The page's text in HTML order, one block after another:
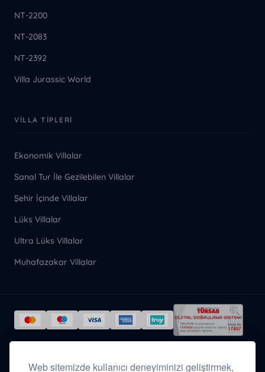
Web sitemizde kullanıcı deneyiminizi geliştirmek,
NT-2200
NT-2083
NT-2392
Villa Jurassic World
VILLA TIPLERI
Ekonomik Villalar
Sanal Tur İle Gezilebilen Villalar
Şehir İçinde Villalar
Lüks Villalar
Ultra Lüks Villalar
Muhafazakar Villalar
sertifikasıylaşifrelenmiş olarak